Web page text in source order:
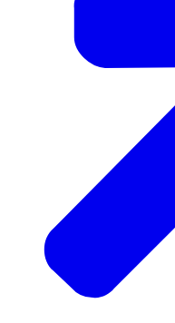
opvragen bij de